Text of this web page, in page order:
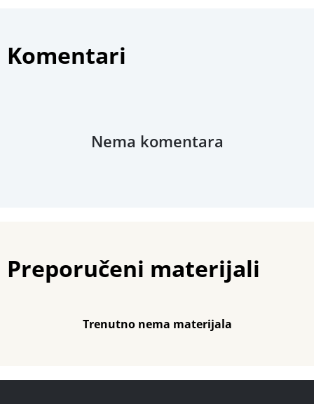
Komentari
Nema komentara
Preporučeni materijali
Trenutno nema materijala